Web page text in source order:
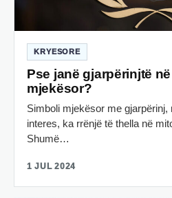
KRYESORE
Pse janë gjarpërinjtë
mjekësor?
Simboli mjekësor me gjarpërinj,
interes, ka rrënjë të thella në
Shumë…
1 JUL 2024